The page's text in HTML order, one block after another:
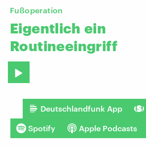
Fußoperation
Eigentlich ein
Routineeingriff
Deutschlandfunk App
Spotify Apple Podcasts